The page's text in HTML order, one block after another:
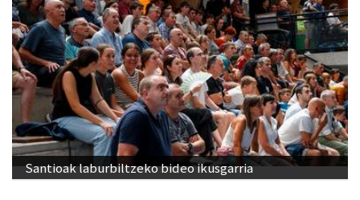
Santioak laburbiltzeko bideo ikusgarria